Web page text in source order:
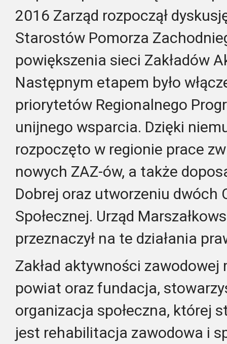
2016 Zarząd rozpoczął
Starostów Pomorza
powiększenia sieci Zakładów
Następnym etapem było
priorytetów Regionalnego
unijnego wsparcia. Dzięki
rozpoczęto w regionie prace
nowych ZAZ-ów, a także
Dobrej oraz utworzeniu dwóch
Społecznej. Urząd
przeznaczył na te działania
Zakład aktywności
powiat oraz fundacja,
organizacja społeczna, której
jest rehabilitacja zawodowa i